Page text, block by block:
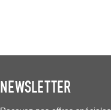
NEWSLETTER